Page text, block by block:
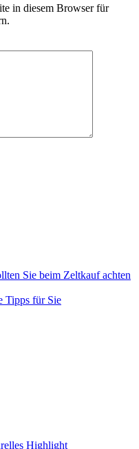
in diesem Browser für
Sie beim Zeltkauf achten
Tipps für Sie
Highlight